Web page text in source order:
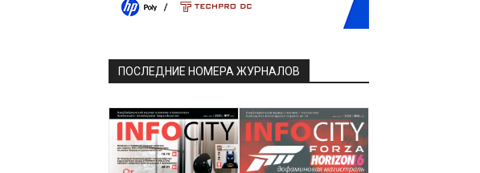
ПОСЛЕДНИЕ НОМЕРА ЖУРНАЛОВ